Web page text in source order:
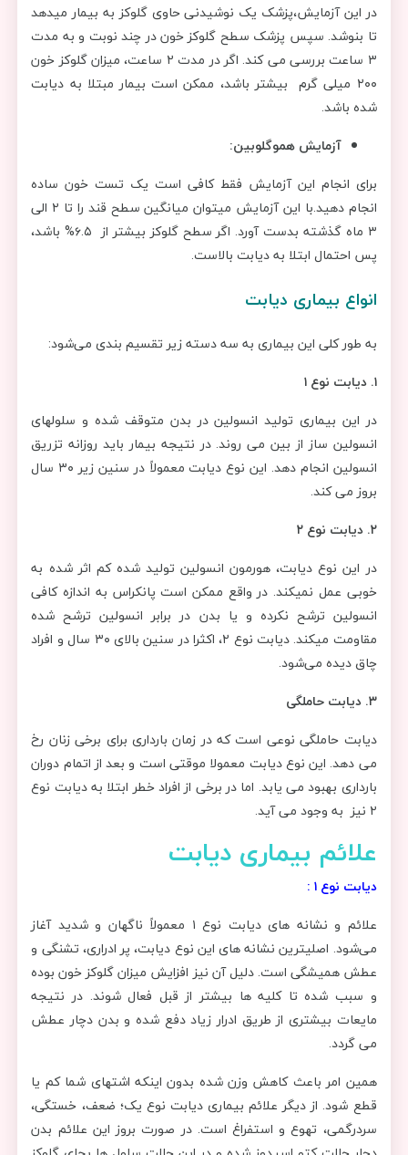
در این آزمایش،پزشک یک نوشیدنی حاوی گلوکز به بیمار میدهد
تا بنوشد. سپس پزشک سطح گلوکز خون در چند نوبت و به مدت
۳ ساعت بررسی می کند. اگر در مدت ۲ ساعت، میزان گلوکز خون
۲۰۰ میلی گرم بیشتر باشد، ممکن است بیمار مبتلا به دیابت
شده باشد.
آزمایش هموگلوبین‌:
برای انجام این آزمایش فقط کافی است یک تست خون ساده
انجام دهید.با این آزمایش میتوان میانگین سطح قند را تا ۲ الی
۳ ماه گذشته بدست آورد. اگر سطح گلوکز بیشتر از ۶.۵% باشد،
پس احتمال ابتلا به دیابت بالاست.
انواع بیماری دیابت
به طور کلی این بیماری به سه دسته زیر تقسیم بندی می‌شود:
۱. دیابت نوع ۱
در این بیماری تولید انسولین در بدن متوقف شده و سلولهای
انسولین ساز از بین می روند. در نتیجه بیمار باید روزانه تزریق
انسولین انجام دهد. این نوع دیابت معمولاً در سنین زیر ۳۰ سال
بروز می کند.
۲. دیابت نوع ۲
در این نوع دیابت، هورمون انسولین تولید شده کم اثر شده به
خوبی عمل نمیکند. در واقع ممکن است پانکراس به اندازه کافی
انسولین ترشح نکرده و یا بدن در برابر انسولین ترشح شده
مقاومت میکند. دیابت نوع ۲، اکثرا در سنین بالای ۳۰ سال و افراد
چاق دیده می‌شود.
۳. دیابت حاملگی
دیابت حاملگی نوعی است که در زمان بارداری برای برخی زنان رخ
می دهد. این نوع دیابت معمولا موقتی است و بعد از اتمام دوران
بارداری بهبود می یابد. اما در برخی از افراد خطر ابتلا به دیابت نوع
۲ نیز به وجود می آید.
علائم بیماری دیابت
دیابت نوع ۱ :
علائم و نشانه های دیابت نوع ۱ معمولاً ناگهان و شدید آغاز
می‌شود. اصلیترین نشانه های این نوع دیابت، پر ادراری، تشنگی و
عطش همیشگی است. دلیل آن نیز افزایش میزان گلوکز خون بوده
و سبب شده تا کلیه ها بیشتر از قبل فعال شوند. در نتیجه
مایعات بیشتری از طریق ادرار زیاد دفع شده و بدن دچار عطش
می گردد.
همین امر باعث کاهش وزن شده بدون اینکه اشتهای شما کم یا
قطع شود. از دیگر علائم بیماری دیابت نوع یک؛ ضعف، خستگی،
سردرگمی، تهوع و استفراغ است. در صورت بروز این علائم بدن